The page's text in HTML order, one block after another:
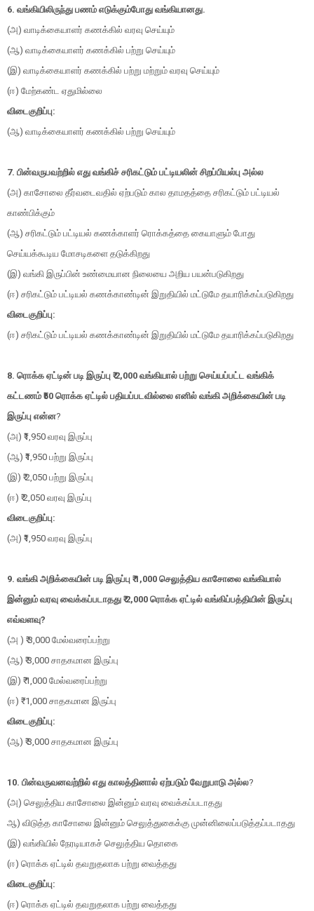
6. வங்கியிலிருந்து பணம் எடுக்கும்போது வங்கியானது.
(அ) வாடிக்கையாளர் கணக்கில் வரவு செய்யும்
(ஆ) வாடிக்கையாளர் கணக்கில் பற்று செய்யும்
(இ) வாடிக்கையாளர் கணக்கில் பற்று மற்றும் வரவு செய்யும்
(ஈ) மேற்கண்ட ஏதுமில்லை
விடைகுறிப்பு:
(ஆ) வாடிக்கையாளர் கணக்கில் பற்று செய்யும்
7. பின்வருபவற்றில் எது வங்கிச் சரிகட்டும் பட்டியலின் சிறப்பியல்பு அல்ல
(அ) காசோலை தீர்வடைவதில் ஏற்படும் கால தாமதத்தை சரிகட்டும் பட்டியல்
காண்பிக்கும்
(ஆ) சரிகட்டும் பட்டியல் கணக்காளர் ரொக்கத்தை கையாளும் போது
செய்யக்கூடிய மோசடிகளை தடுக்கிறது
(இ) வங்கி இருப்பின் உண்மையான நிலையை அறிய பயன்படுகிறது
(ஈ) சரிகட்டும் பட்டியல் கணக்காண்டின் இறுதியில் மட்டுமே தயாரிக்கப்படுகிறது
விடைகுறிப்பு:
(ஈ) சரிகட்டும் பட்டியல் கணக்காண்டின் இறுதியில் மட்டுமே தயாரிக்கப்படுகிறது
8. ரொக்க ஏட்டின் படி இருப்பு ₹ 2,000 வங்கியால் பற்று செய்யப்பட்ட வங்கிக்
கட்டணம் ₹50 ரொக்க ஏட்டில் பதியப்படவில்லை எனில் வங்கி அறிக்கையின் படி
இருப்பு என்ன?
(அ) ₹1,950 வரவு இருப்பு
(ஆ) ₹1,950 பற்று இருப்பு
(இ) ₹ 2,050 பற்று இருப்பு
(ஈ) ₹ 2,050 வரவு இருப்பு
விடைகுறிப்பு:
(அ) ₹1,950 வரவு இருப்பு
9. வங்கி அறிக்கையின் படி இருப்பு ₹ 1,000 செலுத்திய காசோலை வங்கியால்
இன்னும் வரவு வைக்கப்படாதது ₹ 2,000 ரொக்க ஏட்டில் வங்கிப்பத்தியின் இருப்பு
எவ்வளவு?
(அ ) ₹ 3,000 மேல்வரைப்பற்று
(ஆ) ₹ 3,000 சாதகமான இருப்பு
(இ) ₹ 1,000 மேல்வரைப்பற்று
(ஈ) ₹ 1,000 சாதகமான இருப்பு
விடைகுறிப்பு:
(ஆ) ₹ 3,000 சாதகமான இருப்பு
10. பின்வருவனவற்றில் எது காலத்தினால் ஏற்படும் வேறுபாடு அல்ல?
(அ) செலுத்திய காசோலை இன்னும் வரவு வைக்கப்படாதது
ஆ) விடுத்த காசோலை இன்னும் செலுத்துகைக்கு முன்னிலைப்படுத்தப்படாதது
(இ) வங்கியில் நேரடியாகச் செலுத்திய தொகை
(ஈ) ரொக்க ஏட்டில் தவறுதலாக பற்று வைத்தது
விடைகுறிப்பு:
(ஈ) ரொக்க ஏட்டில் தவறுதலாக பற்று வைத்தது